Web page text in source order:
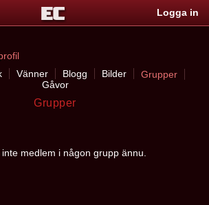
Logga in
Vänner Blogg Bilder
Grupper
Gåvor
Grupper
medlem i någon grupp ännu.